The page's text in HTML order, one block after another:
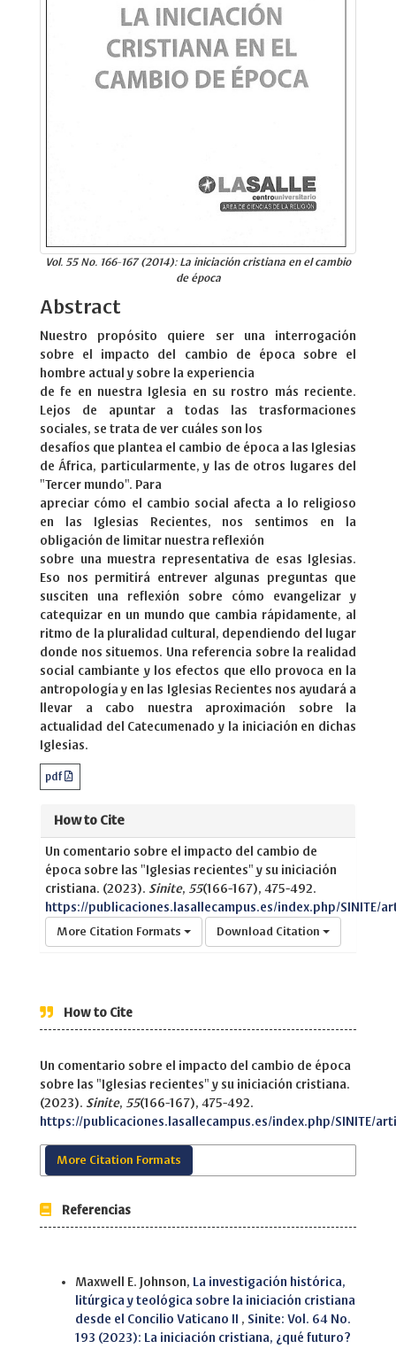
Vol. 55 No. 166-167 (2014): La iniciación cristiana en el cambio
de época
Abstract
Nuestro propósito quiere ser una interrogación
sobre el impacto del cambio de época sobre el
hombre actual y sobre la experiencia
de fe en nuestra Iglesia en su rostro más reciente.
Lejos de apuntar a todas las trasformaciones
sociales, se trata de ver cuáles son los
desafíos que plantea el cambio de época a las Iglesias
de África, particularmente, y las de otros lugares del
"Tercer mundo". Para
apreciar cómo el cambio social afecta a lo religioso
en las Iglesias Recientes, nos sentimos en la
obligación de limitar nuestra reflexión
sobre una muestra representativa de esas Iglesias.
Eso nos permitirá entrever algunas preguntas que
susciten una reflexión sobre cómo evangelizar y
catequizar en un mundo que cambia rápidamente, al
ritmo de la pluralidad cultural, dependiendo del lugar
donde nos situemos. Una referencia sobre la realidad
social cambiante y los efectos que ello provoca en la
antropología y en las Iglesias Recientes nos ayudará a
llevar a cabo nuestra aproximación sobre la
actualidad del Catecumenado y la iniciación en dichas
Iglesias.
pdf
How to Cite
Un comentario sobre el impacto del cambio de
época sobre las "Iglesias recientes" y su iniciación
cristiana. (2023). Sinite, 55(166-167), 475-492.
https://publicaciones.lasallecampus.es/index.php/SINITE/
More Citation Formats Download Citation
How to Cite
Un comentario sobre el impacto del cambio de época
sobre las "Iglesias recientes" y su iniciación cristiana.
(2023). Sinite, 55(166-167), 475-492.
https://publicaciones.lasallecampus.es/index.php/SINITE/
More Citation Formats
Referencias
Maxwell E. Johnson, La investigación histórica,
litúrgica y teológica sobre la iniciación cristiana
desde el Concilio Vaticano II , Sinite: Vol. 64 No.
193 (2023): La iniciación cristiana, ¿qué futuro?